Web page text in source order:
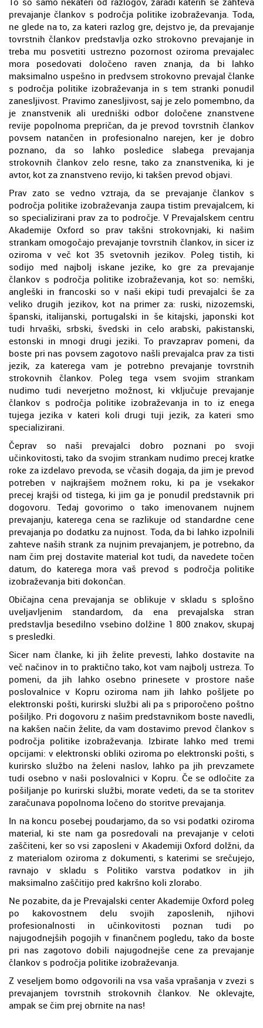
prevajanje člankov s področja politike izobraževanja. Toda,
ne glede na to, za kateri razlog gre, dejstvo je, da prevajanje
tovrstnih člankov predstavlja ozko strokovno prevajanje in
treba mu posvetiti ustrezno pozornost oziroma prevajalec
mora posedovati določeno raven znanja, da bi lahko
maksimalno uspešno in predvsem strokovno prevajal članke
s področja politike izobraževanja in s tem stranki ponudil
zanesljivost. Pravimo zanesljivost, saj je zelo pomembno, da
je znanstvenik ali uredniški odbor določene znanstvene
revije popolnoma prepričan, da je prevod tovrstnih člankov
povsem natančen in profesionalno narejen, ker je dobro
poznano, da so lahko posledice slabega prevajanja
strokovnih člankov zelo resne, tako za znanstvenika, ki je
avtor, kot za znanstveno revijo, ki takšen prevod objavi.
Prav zato se vedno vztraja, da se prevajanje člankov s
področja politike izobraževanja zaupa tistim prevajalcem, ki
so specializirani prav za to področje. V Prevajalskem centru
Akademije Oxford so prav takšni strokovnjaki, ki našim
strankam omogočajo prevajanje tovrstnih člankov, in sicer iz
oziroma v več kot 35 svetovnih jezikov. Poleg tistih, ki
sodijo med najbolj iskane jezike, ko gre za prevajanje
člankov s področja politike izobraževanja, kot so: nemški,
angleški in francoski so v naši ekipi tudi prevajalci še za
veliko drugih jezikov, kot na primer za: ruski, nizozemski,
španski, italijanski, portugalski in še kitajski, japonski kot
tudi hrvaški, srbski, švedski in celo arabski, pakistanski,
estonski in mnogi drugi jeziki. To pravzaprav pomeni, da
boste pri nas povsem zagotovo našli prevajalca prav za tisti
jezik, za katerega vam je potrebno prevajanje tovrstnih
strokovnih člankov. Poleg tega vsem svojim strankam
nudimo tudi neverjetno možnost, ki vključuje prevajanje
člankov s področja politike izobraževanja in to iz enega
tujega jezika v kateri koli drugi tuji jezik, za kateri smo
specializirani.
Čeprav so naši prevajalci dobro poznani po svoji
učinkovitosti, tako da svojim strankam nudimo precej kratke
roke za izdelavo prevoda, se včasih dogaja, da jim je prevod
potreben v najkrajšem možnem roku, ki pa je vsekakor
precej krajši od tistega, ki jim ga je ponudil predstavnik pri
dogovoru. Tedaj govorimo o tako imenovanem nujnem
prevajanju, katerega cena se razlikuje od standardne cene
prevajanja po dodatku za nujnost. Toda, da bi lahko izpolnili
zahteve naših strank za nujnim prevajanjem, je potrebno, da
nam čim prej dostavite material kot tudi, da navedete točen
datum, do katerega mora vaš prevod s področja politike
izobraževanja biti dokončan.
Običajna cena prevajanja se oblikuje v skladu s splošno
uveljavljenim standardom, da ena prevajalska stran
predstavlja besedilno vsebino dolžine 1 800 znakov, skupaj
s presledki.
Sicer nam članke, ki jih želite prevesti, lahko dostavite na
več načinov in to praktično tako, kot vam najbolj ustreza. To
pomeni, da jih lahko osebno prinesete v prostore naše
poslovalnice v Kopru oziroma nam jih lahko pošljete po
elektronski pošti, kurirski službi ali pa s priporočeno poštno
pošiljko. Pri dogovoru z našim predstavnikom boste navedli,
na kakšen način želite, da vam dostavimo prevod člankov s
področja politike izobraževanja. Izbirate lahko med tremi
opcijami: v elektronski obliki oziroma po elektronski pošti, s
kurirsko službo na želeni naslov, lahko pa jih prevzamete
tudi osebno v naši poslovalnici v Kopru. Če se odločite za
pošiljanje po kurirski službi, morate vedeti, da se ta storitev
zaračunava popolnoma ločeno do storitve prevajanja.
In na koncu posebej poudarjamo, da so vsi podatki oziroma
material, ki ste nam ga posredovali na prevajanje v celoti
zaščiteni, ker so vsi zaposleni v Akademiji Oxford dolžni, da
z materialom oziroma z dokumenti, s katerimi se srečujejo,
ravnajo v skladu s Politiko varstva podatkov in jih
maksimalno zaščitijo pred kakršno koli zlorabo.
Ne pozabite, da je Prevajalski center Akademije Oxford poleg
po kakovostnem delu svojih zaposlenih, njihovi
profesionalnosti in učinkovitosti poznan tudi po
najugodnejših pogojih v finančnem pogledu, tako da boste
pri nas zagotovo dobili najugodnejše cene za prevajanje
člankov s področja politike izobraževanja.
Z veseljem bomo odgovorili na vsa vaša vprašanja v zvezi s
prevajanjem tovrstnih strokovnih člankov. Ne oklevajte,
ampak se čim prej obrnite na nas!